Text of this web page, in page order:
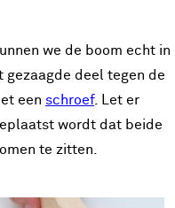
we de boom echt in
gezaagde deel tegen de
een schroef. Let er
wordt dat beide
te zitten.